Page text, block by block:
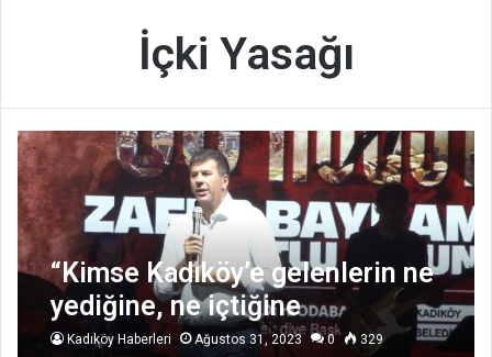
İçki Yasağı
“Kimse Kadıköy’e gelenlerin ne
yediğine, ne içtiğine
karışamaz”
Kadıköy Haberleri Ağustos 31, 2023 0 329